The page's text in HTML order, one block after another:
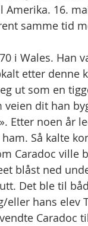
16.
samme tid
i Wales. Han
etter denne
ut som en
dit han
Etter noen år
Så kalte
Caradoc ville
blåst ned
Det ble til
eller hans elev
Caradoc